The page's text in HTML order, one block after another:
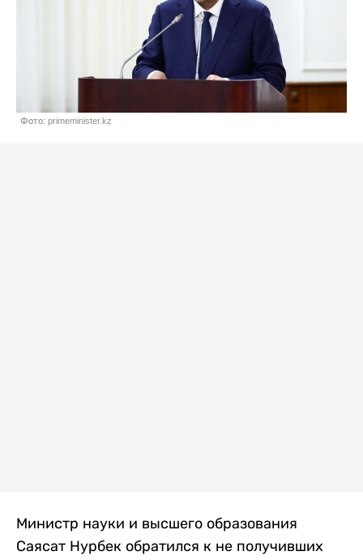
Фото: primeminister.kz
Министр науки и высшего образования
Саясат Нурбек обратился к не получивших